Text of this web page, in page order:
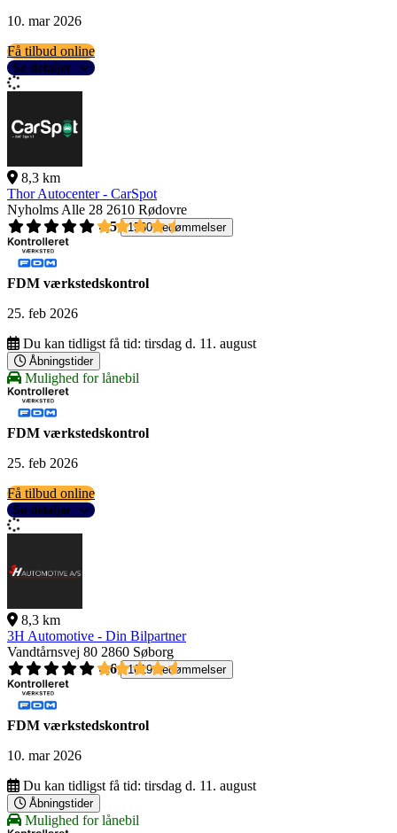
10. mar 2026
Få tilbud online
Se detaljer
8,3 km
Thor Autocenter - CarSpot
Nyholms Alle 28 2610 Rødovre
4,5
1560 bedømmelser
FDM værkstedskontrol
25. feb 2026
Du kan tidligst få tid: tirsdag d. 11. august
Åbningstider
Mulighed for lånebil
FDM værkstedskontrol
25. feb 2026
Få tilbud online
Se detaljer
8,3 km
3H Automotive - Din Bilpartner
Vandtårnsvej 80 2860 Søborg
4,6
1619 bedømmelser
FDM værkstedskontrol
10. mar 2026
Du kan tidligst få tid: tirsdag d. 11. august
Åbningstider
Mulighed for lånebil